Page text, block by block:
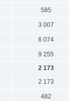
585
3 007
6 074
9 255
2 173
2 173
482